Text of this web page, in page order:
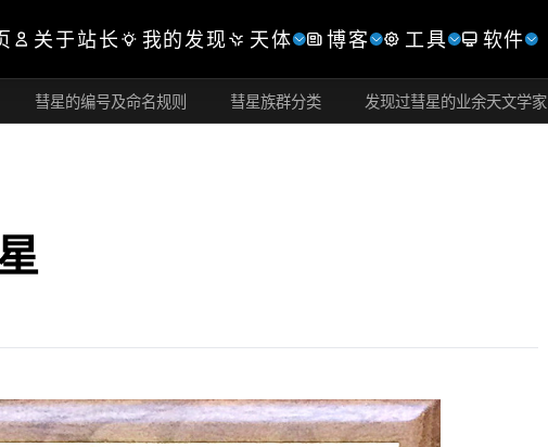
关于站长 我的发现 天体 博客 工具 软件
彗星的编号及命名规则 彗星族群分类 发现过彗星的业余天文学家